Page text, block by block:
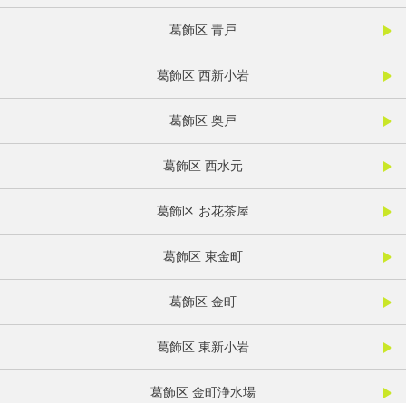
葛飾区 青戸
葛飾区 西新小岩
葛飾区 奥戸
葛飾区 西水元
葛飾区 お花茶屋
葛飾区 東金町
葛飾区 金町
葛飾区 東新小岩
葛飾区 金町浄水場